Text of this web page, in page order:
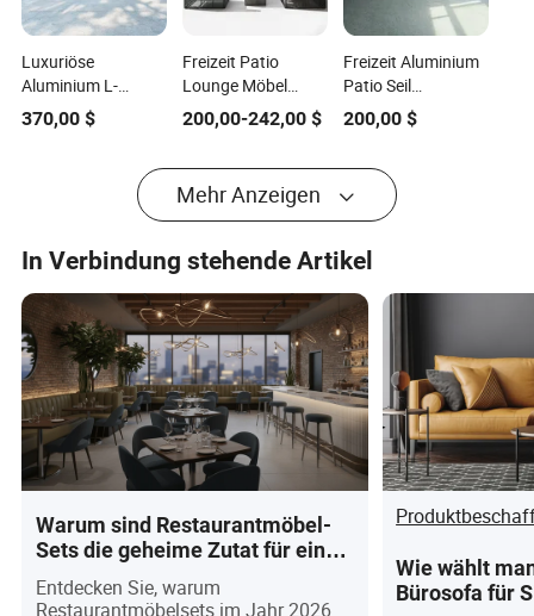
Luxuriöse
Aluminium L-
förmige
Sofagarnitur für
370,00 $
Freizeit Patio
Lounge Möbel
Hochwertige
Seilgewebe Außen
200,00-242,00$
Freizeit Aluminium
Patio Seil
Liegestuhl
Innenhof
Rattan Sofa Set
200,00$
Mehr Anzeigen
In Verbindung stehende Artikel
Warum sind Restaurantmöbel-
Sets die geheime Zutat für ein
unvergessliches Esserlebnis?
Entdecken Sie, warum
Restaurantmöbelsets im Jahr 2026
Wie wählt
Bürosofa für